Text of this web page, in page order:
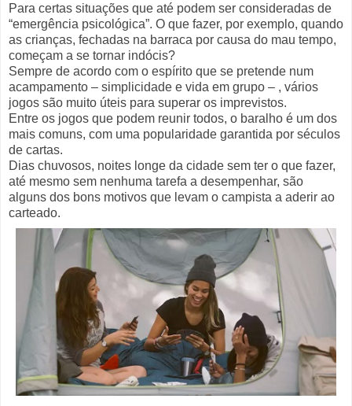
Para certas situações que até podem ser consideradas de
“emergência psicológica”. O que fazer, por exemplo, quando
as crianças, fechadas na barraca por causa do mau tempo,
começam a se tornar indócis?
Sempre de acordo com o espírito que se pretende num
acampamento – simplicidade e vida em grupo – , vários
jogos são muito úteis para superar os imprevistos.
Entre os jogos que podem reunir todos, o baralho é um dos
mais comuns, com uma popularidade garantida por séculos
de cartas.
Dias chuvosos, noites longe da cidade sem ter o que fazer,
até mesmo sem nenhuma tarefa a desempenhar, são
alguns dos bons motivos que levam o campista a aderir ao
carteado.